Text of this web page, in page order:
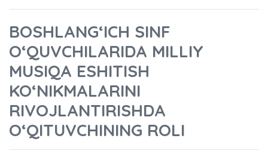
BOSHLANG‘ICH SINF
O‘QUVCHILARIDA MILLIY
MUSIQA ESHITISH
KO‘NIKMALARINI
RIVOJLANTIRISHDA
O‘QITUVCHINING ROLI